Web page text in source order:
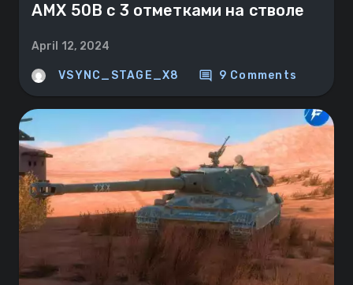
AMX 50B с 3 отметками на стволе
April 12, 2024
VSYNC_STAGE_X8 comment 9 Comments